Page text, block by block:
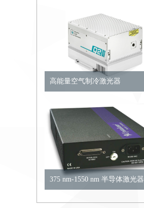
高能量空气制冷激光器
375 nm-1550 nm 半导体激光器